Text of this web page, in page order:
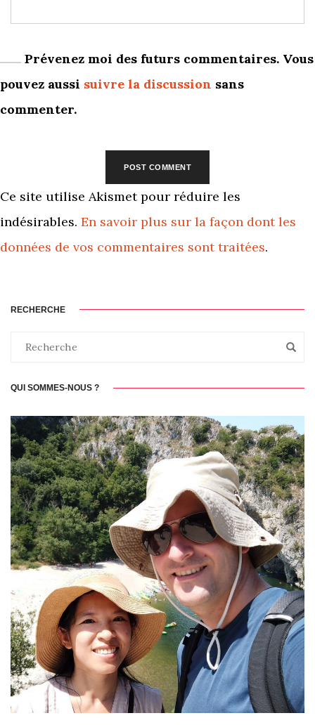
Prévenez moi des futurs commentaires. Vous
pouvez aussi suivre la discussion sans
commenter.
Ce site utilise Akismet pour réduire les
indésirables. En savoir plus sur la façon dont les
données de vos commentaires sont traitées.
RECHERCHE
QUI SOMMES-NOUS ?